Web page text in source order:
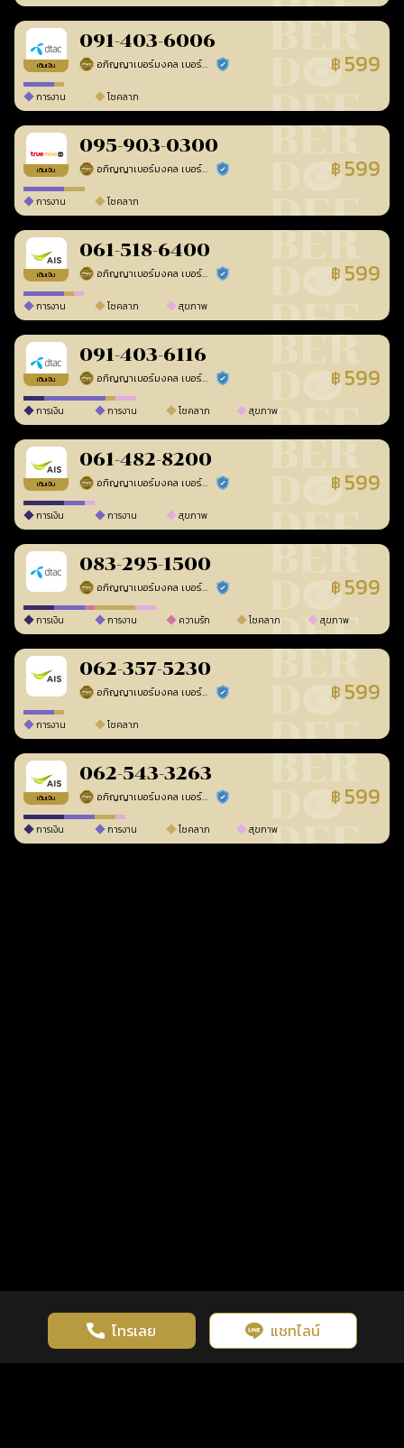
เติมเงิน
091-403-6006
อภิญญาเบอร์มงคล เบอร์สวยเลขศาสตร์ ร้านยืนยันแล้ว ฿ 599
การงาน โชคลาภ
เติมเงิน
095-903-0300
อภิญญาเบอร์มงคล เบอร์สวยเลขศาสตร์ ร้านยืนยันแล้ว ฿ 599
การงาน โชคลาภ
เติมเงิน
061-518-6400
อภิญญาเบอร์มงคล เบอร์สวยเลขศาสตร์ ร้านยืนยันแล้ว ฿ 599
การงาน โชคลาภ สุขภาพ
เติมเงิน
091-403-6116
อภิญญาเบอร์มงคล เบอร์สวยเลขศาสตร์ ร้านยืนยันแล้ว ฿ 599
การเงิน การงาน โชคลาภ สุขภาพ
เติมเงิน
061-482-8200
อภิญญาเบอร์มงคล เบอร์สวยเลขศาสตร์ ร้านยืนยันแล้ว ฿ 599
การเงิน การงาน สุขภาพ
083-295-1500
อภิญญาเบอร์มงคล เบอร์สวยเลขศาสตร์ ร้านยืนยันแล้ว ฿ 599
การเงิน การงาน ความรัก โชคลาภ สุขภาพ
062-357-5230
อภิญญาเบอร์มงคล เบอร์สวยเลขศาสตร์ ร้านยืนยันแล้ว ฿ 599
การงาน โชคลาภ
เติมเงิน
062-543-3263
อภิญญาเบอร์มงคล เบอร์สวยเลขศาสตร์ ร้านยืนยันแล้ว ฿ 599
การเงิน การงาน โชคลาภ สุขภาพ
โทรเลย แชทไลน์
เว็บไซต์นี้มีการใช้งานคุกกี้ เพื่อเพิ่มประสิทธิภาพและประสบการณ์ที่ดี
ในการใช้งานเว็บไซต์ นโยบายความเป็นส่วนตัว
รู้ก่อน พร้อมกว่า ทุกจังหวะชีวิต คลิกดูดวงฟรี